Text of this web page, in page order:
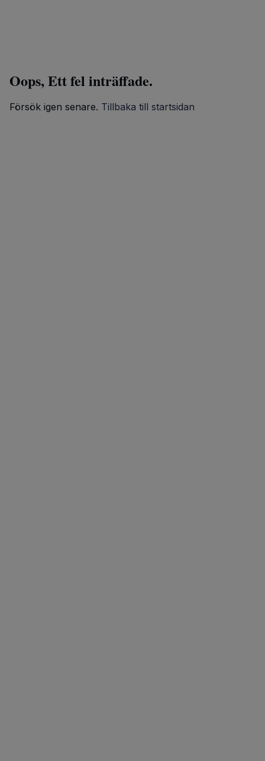
Oops, Ett fel inträffade.
Försök igen senare. Tillbaka till startsidan